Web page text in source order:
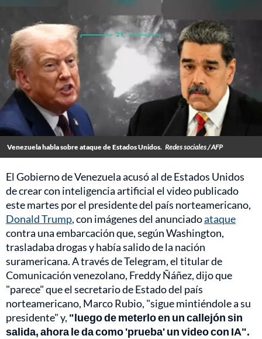
Venezuela habla sobre ataque de Estados Unidos. Redes sociales / AFP
El Gobierno de Venezuela acusó al de Estados Unidos
de crear con inteligencia artificial el video publicado
este martes por el presidente del país norteamericano,
Donald Trump, con imágenes del anunciadoataque
contra una embarcación que, según Washington,
trasladaba drogas y había salido de la nación
suramericana. A través de Telegram, el titular de
Comunicación venezolano, Freddy Ñáñez, dijo que
"parece" que el secretario de Estado del país
norteamericano, Marco Rubio, "sigue mintiéndole a su
presidente" y, "luego de meterlo en un callejón sin
salida, ahora le da como 'prueba' un video con IA".